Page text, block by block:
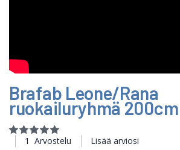
to
the
beginning
the
images
Brafab Leone/Rana
ruokailuryhmä 200cm
Rating:
100
100
1 Arvostelu Lisää arviosi